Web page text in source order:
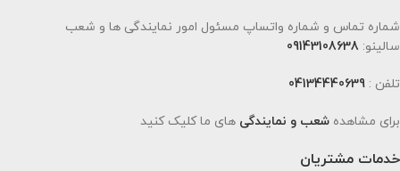
شماره تماس و شماره واتساپ مسئول امور نمایندگی ها و شعب
سالینو: 09143108638
تلفن : 04134440639
برای مشاهده شعب و نمایندگی های ما کلیک کنید
خدمات مشتریان